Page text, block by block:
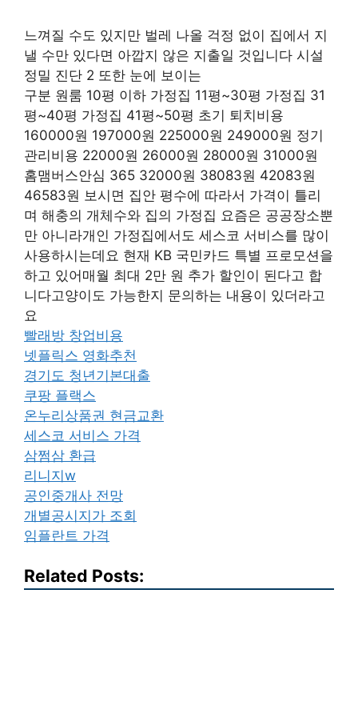
느껴질 수도 있지만 벌레 나올 걱정 없이 집에서 지
낼 수만 있다면 아깝지 않은 지출일 것입니다 시설
정밀 진단 2 또한 눈에 보이는
구분 원룸 10평 이하 가정집 11평~30평 가정집 31
평~40평 가정집 41평~50평 초기 퇴치비용
160000원 197000원 225000원 249000원 정기
관리비용 22000원 26000원 28000원 31000원
홈맴버스안심 365 32000원 38083원 42083원
46583원 보시면 집안 평수에 따라서 가격이 틀리
며 해충의 개체수와 집의 가정집 요즘은 공공장소뿐
만 아니라개인 가정집에서도 세스코 서비스를 많이
사용하시는데요 현재 KB 국민카드 특별 프로모션을
하고 있어매월 최대 2만 원 추가 할인이 된다고 합
니다고양이도 가능한지 문의하는 내용이 있더라고
요
빨래방 창업비용
넷플릭스 영화추천
경기도 청년기본대출
쿠팡 플랙스
온누리상품권 현금교환
세스코 서비스 가격
삼쩜삼 환급
리니지w
공인중개사 전망
개별공시지가 조회
임플란트 가격
Related Posts: